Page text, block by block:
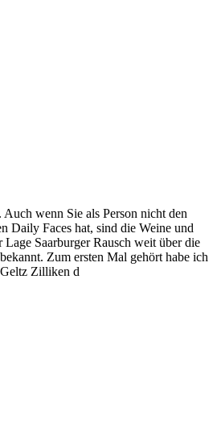
wenn Sie als Person nicht den
Daily Faces hat, sind die Weine und
Lage Saarburger Rausch weit über die
Zum ersten Mal gehört habe ich
Zilliken d